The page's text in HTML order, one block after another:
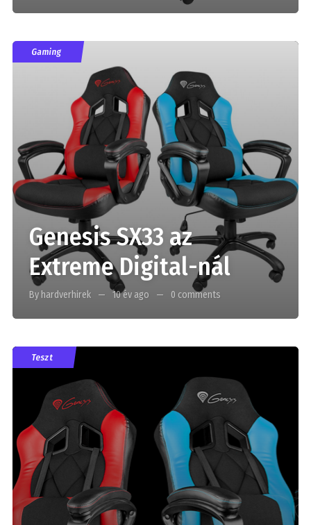
Gaming
Genesis SX33 az
Extreme Digital-nál
By hardverhirek 10 év ago 0 comments
Teszt